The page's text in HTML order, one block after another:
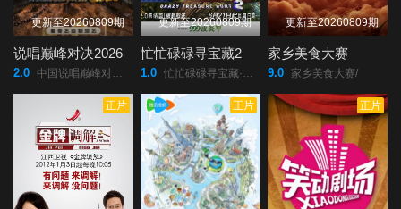
更新至20260809期
说唱巅峰对决2026
2.0 中国说唱巅峰对决2026/
更新至20260809期
忙忙碌碌寻宝藏2
1.0 忙忙碌碌寻宝藏·双人成行季/
更新至20260809期
家乡美食大赛
9.0 家乡美食大赛/
正片 正片 正片